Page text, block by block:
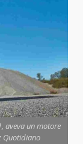
aveva un motore
Quotidiano